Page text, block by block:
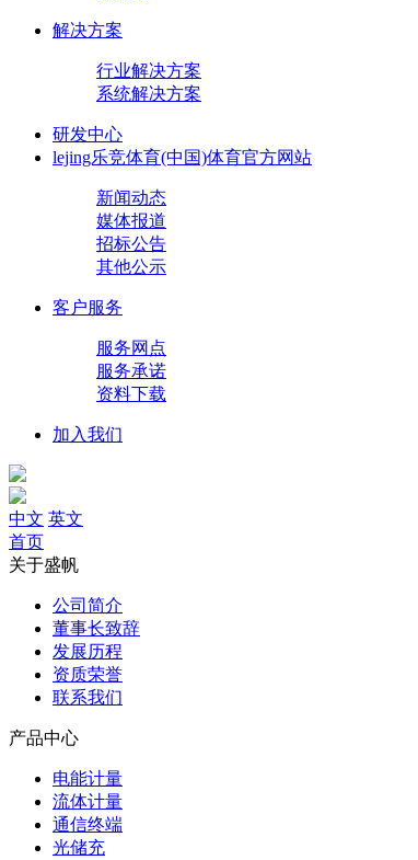
解决方案
行业解决方案
系统解决方案
研发中心
lejing乐竞体育(中国)体育官方网站
新闻动态
媒体报道
招标公告
其他公示
客户服务
服务网点
服务承诺
资料下载
加入我们
中文 英文
首页
关于盛帆
公司简介
董事长致辞
发展历程
资质荣誉
联系我们
产品中心
电能计量
流体计量
通信终端
光储充